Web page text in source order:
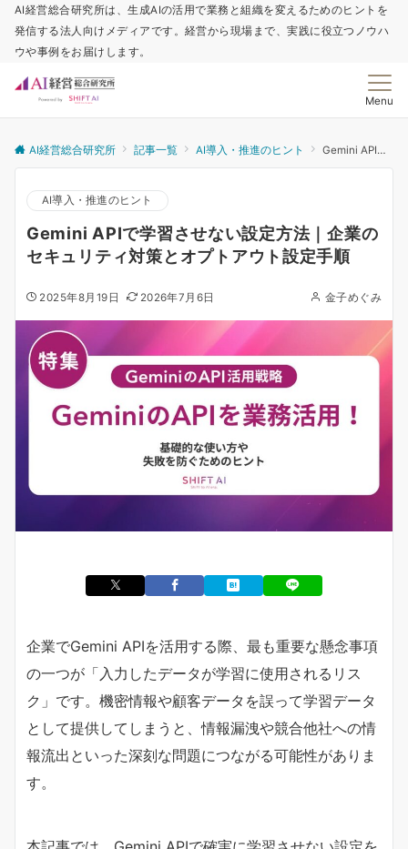
AI経営総合研究所は、生成AIの活用で業務と組織を変えるためのヒントを
発信する法人向けメディアです。経営から現場まで、実践に役立つノウハ
ウや事例をお届けします。
Menu
AI経営総合研究所 記事一覧 AI導入・推進のヒント Gemini APIで学習させない設定方法｜企業のセキュリティ対策とオプトアウト設定手順
AI導入・推進のヒント
Gemini APIで学習させない設定方法｜企業の
セキュリティ対策とオプトアウト設定手順
2025年8月19日 2026年7月6日 金子めぐみ
企業でGemini APIを活用する際、最も重要な懸念事項
の一つが「入力したデータが学習に使用されるリス
ク」です。機密情報や顧客データを誤って学習データ
として提供してしまうと、情報漏洩や競合他社への情
報流出といった深刻な問題につながる可能性がありま
す。